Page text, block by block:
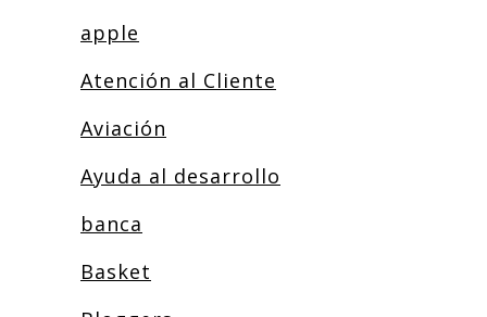
apple
Atención al Cliente
Aviación
Ayuda al desarrollo
banca
Basket